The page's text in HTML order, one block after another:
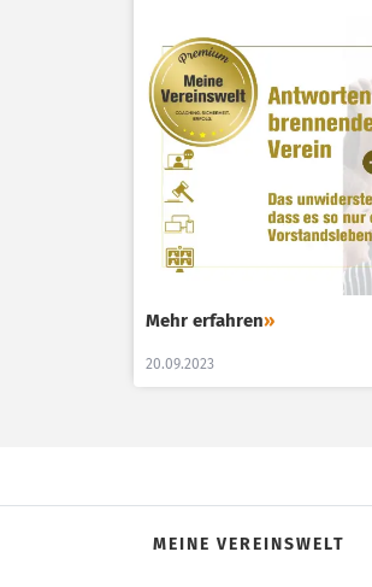
Mehr erfahren»
20.09.2023
MEINE VEREINSWELT